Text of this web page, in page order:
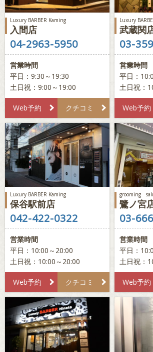
Luxury BARBER Kaming
入間店
04-2963-5950
営業時間
平日：9:30～19:30
土日祝：9:00～19:00
Web予約 クチコミ
Luxury
武蔵関
03-
営業時間
平日：
土日祝：
Web予約
Luxury BARBER Kaming
保谷駅前店
042-422-0322
営業時間
平日：10:00～20:00
土日祝：10:00～20:00
Web予約 クチコミ
grooming
鷺ノ宮
03-
営業時間
平日：
土日祝：
Web予約